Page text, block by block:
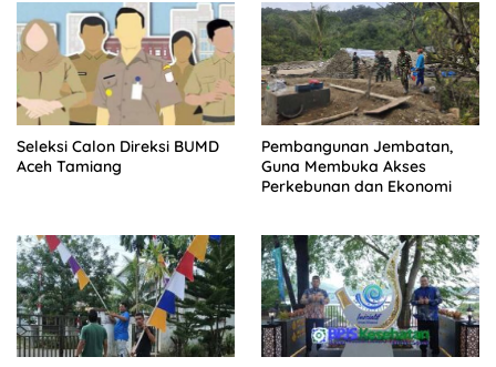
Seleksi Calon Direksi BUMD
Aceh Tamiang
Pembangunan Jembatan,
Guna Membuka Akses
Perkebunan dan Ekonomi